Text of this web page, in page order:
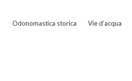
Odonomastica storica Vie d’acqua